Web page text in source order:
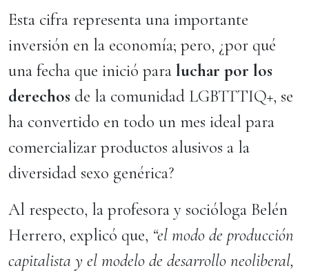
Esta cifra representa una importante
inversión en la economía; pero, ¿por qué
una fecha que inició para luchar por los
derechos de la comunidad LGBTTTIQ+, se
ha convertido en todo un mes ideal para
comercializar productos alusivos a la
diversidad sexo genérica?
Al respecto, la profesora y socióloga Belén
Herrero, explicó que, “el modo de producción
capitalista y el modelo de desarrollo neoliberal,